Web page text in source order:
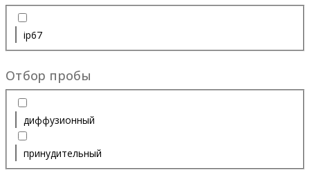
ip67
Отбор пробы
диффузионный
принудительный